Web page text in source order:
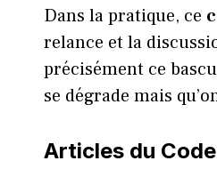
Dans la pratique, ce
relance et la
précisément ce
se dégrade mais
Articles du